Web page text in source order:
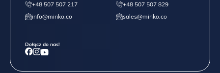
+48 507 507 217
info@minko.co
+48 507 507 829
sales@minko.co
Dołącz do nas!